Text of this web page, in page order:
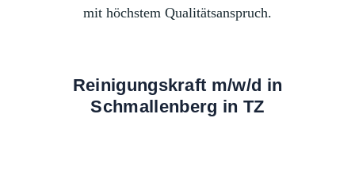
mit höchstem Qualitätsanspruch.
Reinigungskraft m/w/d in
Schmallenberg in TZ